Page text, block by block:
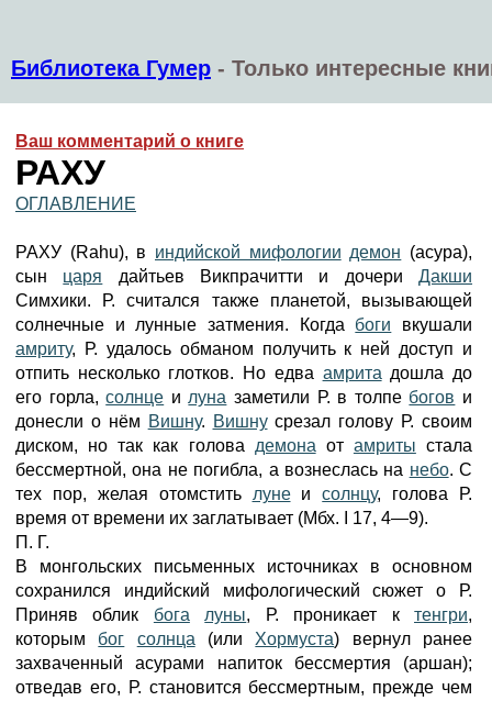
Библиотека Гумер - Только интересные
Ваш комментарий о книге
РАХУ
ОГЛАВЛЕНИЕ
РАХУ (Rahu), в индийской мифологии демон (асура),
сын царя дайтьев Викпрачитти и дочериДакши
Симхики. Р. считался также планетой, вызывающей
солнечные и лунные затмения. Когда боги вкушали
амриту, Р. удалось обманом получить к ней доступ и
отпить несколько глотков. Но едва амрита дошла до
его горла,солнце и луна заметили Р. в толпе богов и
донесли о нём Вишну. Вишнусрезал голову Р. своим
диском, но так как голова демона от амриты стала
бессмертной, она не погибла, а вознеслась на небо. С
тех пор, желая отомстить лунеисолнцу, голова Р.
время от времени их заглатывает (Мбх. I 17, 4—9).
П. Г.
В монгольских письменных источниках в основном
сохранился индийский мифологический сюжет о Р.
Приняв облик бога луны, Р. проникает ктенгри,
которым бог солнца (или Хормуста) вернул ранее
захваченный асурами напиток бессмертия (аршан);
отведав его, Р. становится бессмертным, прежде чем